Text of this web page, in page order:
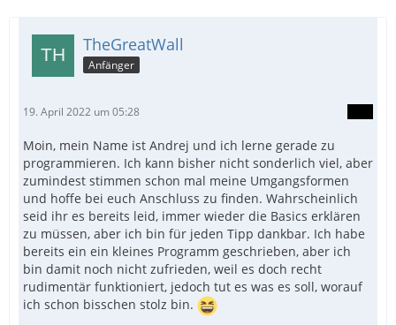
TheGreatWall
Anfänger
19. April 2022 um 05:28
Moin, mein Name ist Andrej und ich lerne gerade zu
programmieren. Ich kann bisher nicht sonderlich viel, aber
zumindest stimmen schon mal meine Umgangsformen
und hoffe bei euch Anschluss zu finden. Wahrscheinlich
seid ihr es bereits leid, immer wieder die Basics erklären
zu müssen, aber ich bin für jeden Tipp dankbar. Ich habe
bereits ein ein kleines Programm geschrieben, aber ich
bin damit noch nicht zufrieden, weil es doch recht
rudimentär funktioniert, jedoch tut es was es soll, worauf
ich schon bisschen stolz bin.